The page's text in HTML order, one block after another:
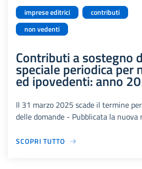
imprese editrici
contributi
non vedenti
Contributi a sostegno
speciale periodica per
ed ipovedenti: anno
Il 31 marzo 2025 scade il termine
delle domande - Pubblicata la nuova
SCOPRI TUTTO